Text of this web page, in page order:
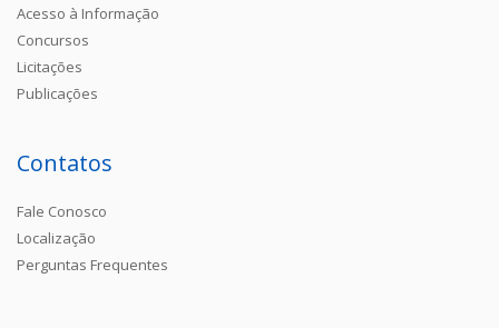
Acesso à Informação
Concursos
Licitações
Publicações
Contatos
Fale Conosco
Localização
Perguntas Frequentes